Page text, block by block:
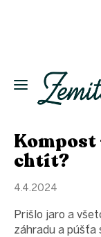
Ekodomácnosť
Ekologická
Kozmetika
Fľaše
Novinky
Kompost
chtít?
4.4.2024
Prišlo jaro a
záhradu a púšťa